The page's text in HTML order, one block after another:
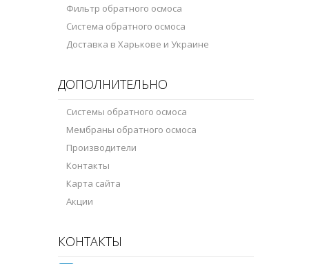
Фильтр обратного осмоса
Система обратного осмоса
Доставка в Харькове и Украине
ДОПОЛНИТЕЛЬНО
Системы обратного осмоса
Мембраны обратного осмоса
Производители
Контакты
Карта сайта
Акции
КОНТАКТЫ